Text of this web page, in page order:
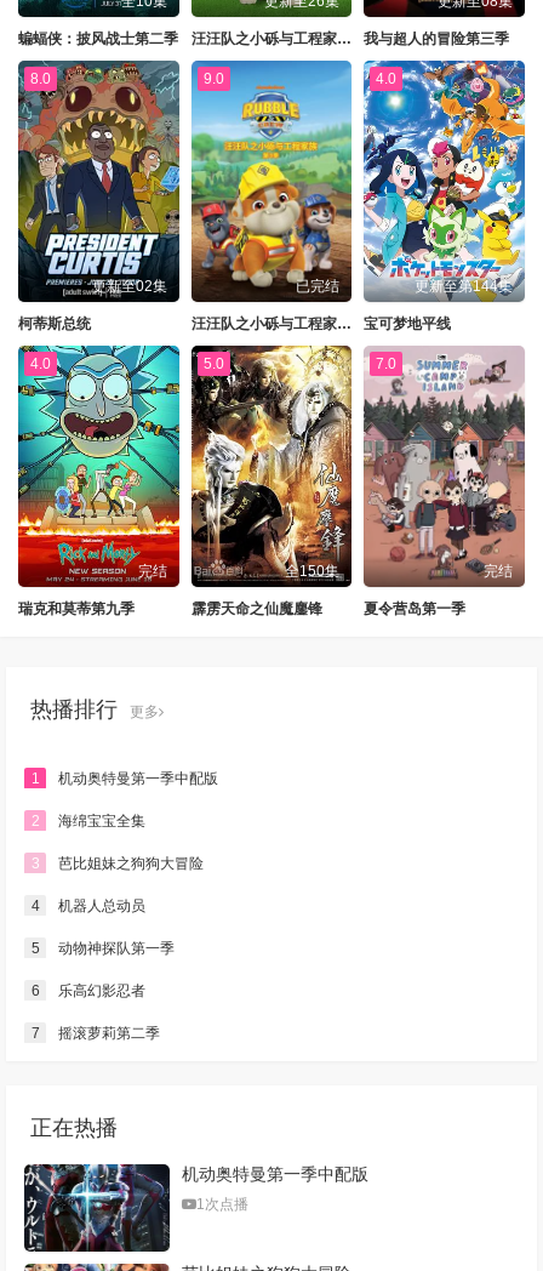
蝙蝠侠：披风战士第二季 汪汪队之小砾与工程家族第三季 我与超人的冒险第三季
8.0
更新至02集
柯蒂斯总统
9.0
已完结
汪汪队之小砾与工程家族第三季国语
4.0
更新至第144集
宝可梦地平线
4.0
完结
瑞克和莫蒂第九季
5.0
全150集
霹雳天命之仙魔鏖锋
7.0
完结
夏令营岛第一季
热播排行 更多
1 机动奥特曼第一季中配版
2 海绵宝宝全集
3 芭比姐妹之狗狗大冒险
4 机器人总动员
5 动物神探队第一季
6 乐高幻影忍者
7 摇滚萝莉第二季
正在热播
机动奥特曼第一季中配版
1次点播